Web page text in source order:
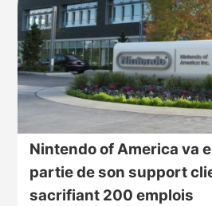
Nintendo of America va
partie de son support
sacrifiant 200 emplois